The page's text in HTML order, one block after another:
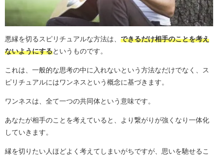
悪縁を切るスピリチュアルな方法は、 できるだけ相手のことを考え
ないようにするというものです。
これは、一般的な思考の中に入れないという方法なだけでなく、ス
ピリチュアルにはワンネスという概念に基づきます。
ワンネスは、全て一つの共同体という意味です。
あなたが相手のことを考えていると、より繋がりが強くなり一体化
していきます。
縁を切りたい人ほどよく考えてしまいがちですが、思いを馳せるこ